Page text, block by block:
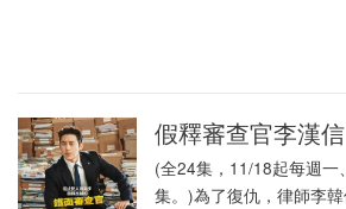
假釋審查官李漢信
(全24集，11/18起每週一
集。)為了復仇，律師李